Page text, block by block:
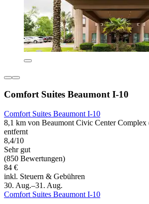
Comfort Suites Beaumont I-10
Comfort Suites Beaumont I-10
8,1 km von Beaumont Civic Center Complex
entfernt
8,4/10
Sehr gut
(850 Bewertungen)
84 €
inkl. Steuern & Gebühren
30. Aug.–31. Aug.
Comfort Suites Beaumont I-10